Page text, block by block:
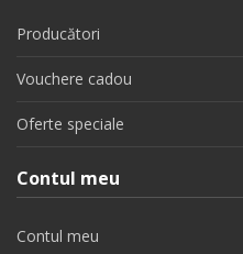
Producători
Vouchere cadou
Oferte speciale
Contul meu
Contul meu